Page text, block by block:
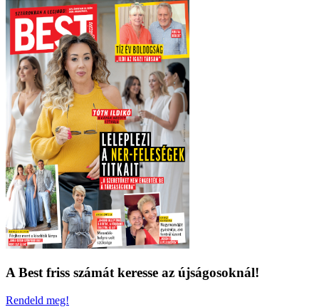
A Best friss számát keresse az újságosoknál!
Rendeld meg!